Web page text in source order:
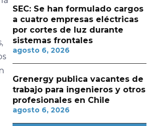
SEC: Se han formulado cargos
a cuatro empresas eléctricas
por cortes de luz durante
sistemas frontales
agosto 6, 2026
Grenergy publica vacantes de
trabajo para ingenieros y otros
profesionales en Chile
agosto 6, 2026